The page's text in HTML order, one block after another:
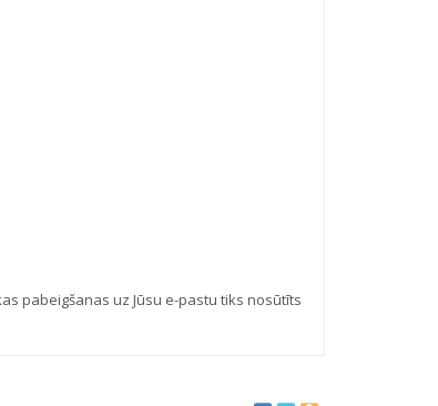
pabeigšanas uz Jūsu e-pastu tiks nosūtīts